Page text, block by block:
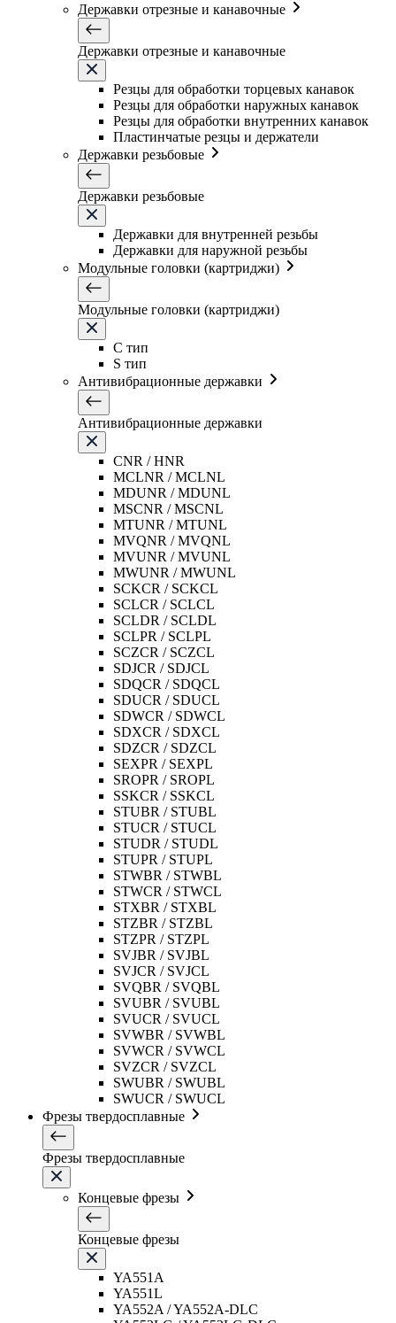
Державки отрезные и канавочные
Державки отрезные и канавочные
Резцы для обработки торцевых канавок
Резцы для обработки наружных канавок
Резцы для обработки внутренних канавок
Пластинчатые резцы и держатели
Державки резьбовые
Державки резьбовые
Державки для внутренней резьбы
Державки для наружной резьбы
Модульные головки (картриджи)
Модульные головки (картриджи)
C тип
S тип
Антивибрационные державки
Антивибрационные державки
CNR / HNR
MCLNR / MCLNL
MDUNR / MDUNL
MSCNR / MSCNL
MTUNR / MTUNL
MVQNR / MVQNL
MVUNR / MVUNL
MWUNR / MWUNL
SCKCR / SCKCL
SCLCR / SCLCL
SCLDR / SCLDL
SCLPR / SCLPL
SCZCR / SCZCL
SDJCR / SDJCL
SDQCR / SDQCL
SDUCR / SDUCL
SDWCR / SDWCL
SDXCR / SDXCL
SDZCR / SDZCL
SEXPR / SEXPL
SROPR / SROPL
SSKCR / SSKCL
STUBR / STUBL
STUCR / STUCL
STUDR / STUDL
STUPR / STUPL
STWBR / STWBL
STWCR / STWCL
STXBR / STXBL
STZBR / STZBL
STZPR / STZPL
SVJBR / SVJBL
SVJCR / SVJCL
SVQBR / SVQBL
SVUBR / SVUBL
SVUCR / SVUCL
SVWBR / SVWBL
SVWCR / SVWCL
SVZCR / SVZCL
SWUBR / SWUBL
SWUCR / SWUCL
Фрезы твердосплавные
Фрезы твердосплавные
Концевые фрезы
Концевые фрезы
YA551A
YA551L
YA552A / YA552A-DLC